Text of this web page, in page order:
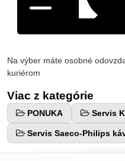
Na výber máte osobné
kuriérom
Viac z kategórie
PONUKA Servis
Servis Saeco-Philips